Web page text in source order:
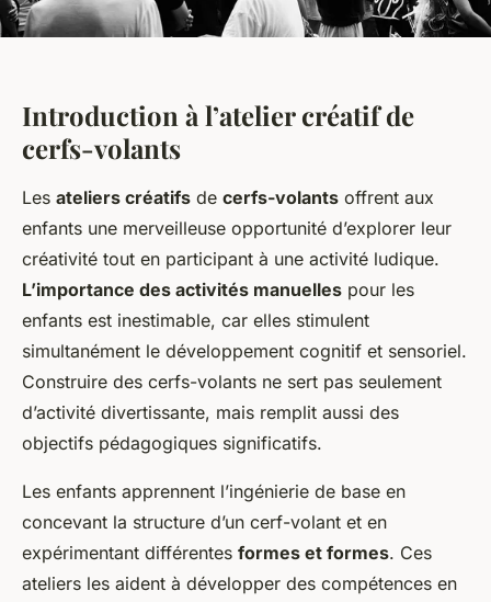
Introduction à l’atelier créatif de
cerfs-volants
Les ateliers créatifs de cerfs-volants offrent aux
enfants une merveilleuse opportunité d’explorer leur
créativité tout en participant à une activité ludique.
L’importance des activités manuelles pour les
enfants est inestimable, car elles stimulent
simultanément le développement cognitif et sensoriel.
Construire des cerfs-volants ne sert pas seulement
d’activité divertissante, mais remplit aussi des
objectifs pédagogiques significatifs.
Les enfants apprennent l’ingénierie de base en
concevant la structure d’un cerf-volant et en
expérimentant différentes formes et formes. Ces
ateliers les aident à développer des compétences en